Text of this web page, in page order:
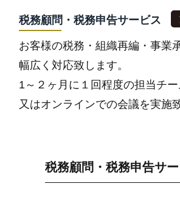
税務顧問・税務申告サービス
お客様の税務・組織再編・事業
幅広く対応致します。
1～２ヶ月に１回程度の担当チ
又はオンラインでの会議を実施
税務顧問・税務申告サ